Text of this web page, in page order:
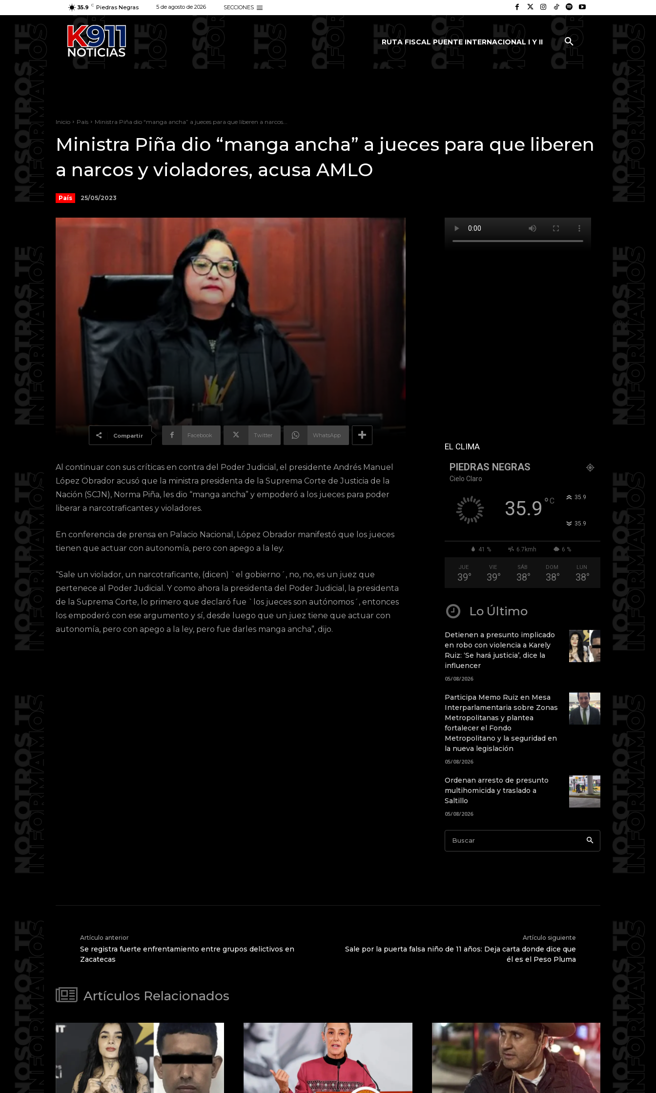
35.9 C Piedras Negras 5 de agosto de 2026 SECCIONES
RUTA FISCAL PUENTE INTERNACIONAL I Y II
Inicio País Ministra Piña dio “manga ancha” a jueces para que liberen a narcos...
Ministra Piña dio “manga ancha” a jueces para que liberen
a narcos y violadores, acusa AMLO
País 25/05/2023
Compartir Facebook Twitter WhatsApp
Al continuar con sus críticas en contra del Poder Judicial, el presidente Andrés Manuel
López Obrador acusó que la ministra presidenta de la Suprema Corte de Justicia de la
Nación (SCJN), Norma Piña, les dio “manga ancha” y empoderó a los jueces para poder
liberar a narcotraficantes y violadores.
En conferencia de prensa en Palacio Nacional, López Obrador manifestó que los jueces
tienen que actuar con autonomía, pero con apego a la ley.
“Sale un violador, un narcotraficante, (dicen) `el gobierno´, no, no, es un juez que
pertenece al Poder Judicial. Y como ahora la presidenta del Poder Judicial, la presidenta
de la Suprema Corte, lo primero que declaró fue `los jueces son autónomos´, entonces
los empoderó con ese argumento y sí, desde luego que un juez tiene que actuar con
autonomía, pero con apego a la ley, pero fue darles manga ancha”, dijo.
EL CLIMA
PIEDRAS NEGRAS
Cielo Claro
35.9 °C 35.9
35.9
41 % 6.7kmh 6 %
JUE
39°
VIE
39°
SÁB
38°
DOM
38°
LUN
38°
Lo Último
Detienen a presunto implicado
en robo con violencia a Karely
Ruiz: ‘Se hará justicia’, dice la
influencer
05/08/2026
Participa Memo Ruiz en Mesa
Interparlamentaria sobre Zonas
Metropolitanas y plantea
fortalecer el Fondo
Metropolitano y la seguridad en
la nueva legislación
05/08/2026
Ordenan arresto de presunto
multihomicida y traslado a
Saltillo
05/08/2026
Buscar
Artículo anterior
Se registra fuerte enfrentamiento entre grupos delictivos en
Zacatecas
Artículo siguiente
Sale por la puerta falsa niño de 11 años: Deja carta donde dice que
él es el Peso Pluma
Artículos Relacionados